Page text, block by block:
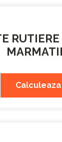
Calculeaza